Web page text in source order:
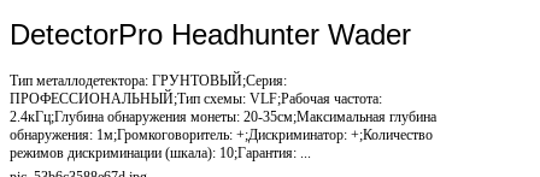
DetectorPro Headhunter Wader
Тип металлодетектора: ГРУНТОВЫЙ;Серия:
ПРОФЕССИОНАЛЬНЫЙ;Тип схемы: VLF;Рабочая частота:
2.4кГц;Глубина обнаружения монеты: 20-35см;Максимальная глубина
обнаружения: 1м;Громкоговоритель: +;Дискриминатор: +;Количество
режимов дискриминации (шкала): 10;Гарантия: ...